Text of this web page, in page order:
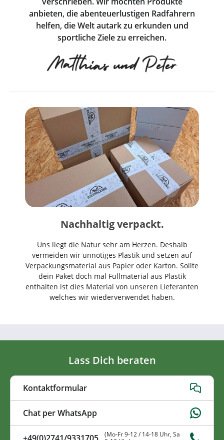
anbieten, die abenteuerlustigen Radfahrern
helfen, die Welt autark zu erkunden und
sportliche Ziele zu erreichen.
Nachhaltig verpackt.
Uns liegt die Natur sehr am Herzen. Deshalb
vermeiden wir unnötiges Plastik und setzen auf
Verpackungsmaterial aus Papier oder Karton. Sollte
dein Paket doch mal Füllmaterial aus Plastik
enthalten ist dies Material von unseren Lieferanten
welches wir wiederverwendet haben.
Lass Dich beraten
Kontaktformular
Chat per WhatsApp
(Mo-Fr 9-12 / 14-18 Uhr, Sa